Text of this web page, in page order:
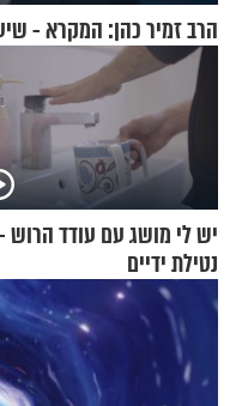
הרב זמיר כהן: המקרא -
יש לי מושג עם עודד הרוש
נטילת ידיים